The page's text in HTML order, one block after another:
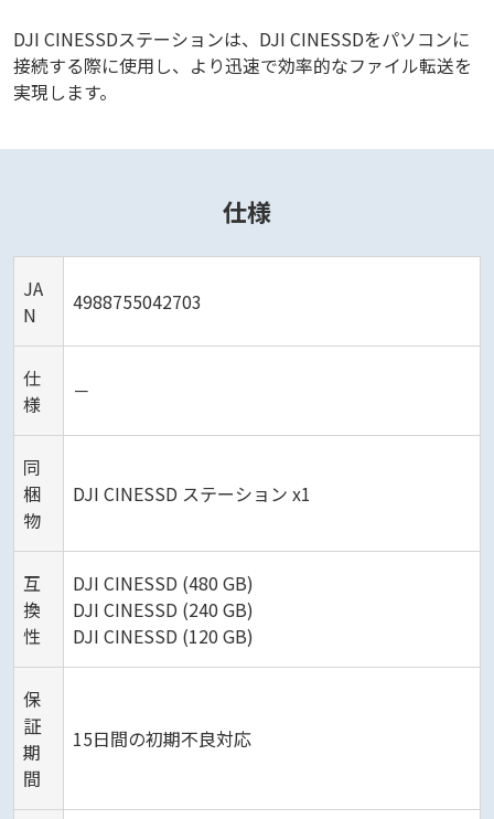
DJI CINESSDステーションは、DJI CINESSDをパソコンに
接続する際に使用し、より迅速で効率的なファイル転送を
実現します。
仕様
JA
N
4988755042703
仕
様
－
同
梱
物
DJI CINESSD ステーション x1
互
換
性
DJI CINESSD (480 GB)
DJI CINESSD (240 GB)
DJI CINESSD (120 GB)
保
証
期
間
15日間の初期不良対応